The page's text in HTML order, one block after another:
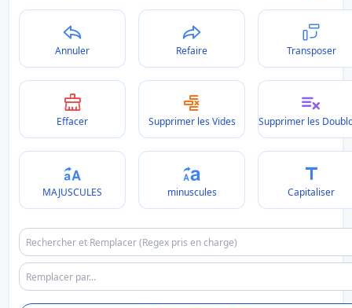
Annuler Refaire Transposer
Effacer Supprimer les Vides Supprimer les
MAJUSCULES minuscules Capitaliser